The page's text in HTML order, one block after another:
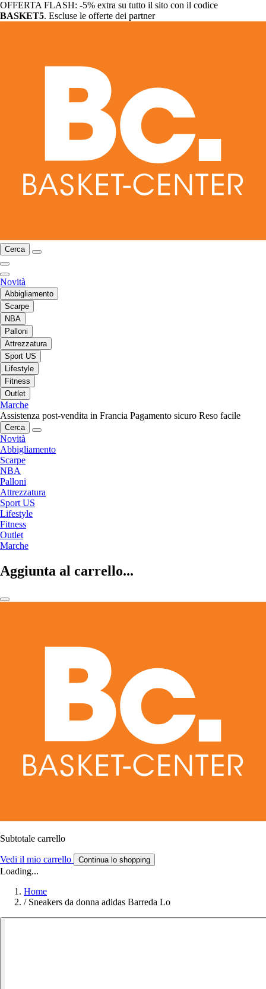
OFFERTA FLASH: -5% extra su tutto il sito con il codice
BASKET5. Escluse le offerte dei partner
Cerca
Novità
Abbigliamento
Scarpe
NBA
Palloni
Attrezzatura
Sport US
Lifestyle
Fitness
Outlet
Marche
Assistenza post-vendita in Francia Pagamento sicuro Reso facile
Cerca
Novità
Abbigliamento
Scarpe
NBA
Palloni
Attrezzatura
Sport US
Lifestyle
Fitness
Outlet
Marche
Aggiunta al carrello...
Subtotale carrello
Vedi il mio carrello Continua lo shopping
Loading...
Home
/ Sneakers da donna adidas Barreda Lo